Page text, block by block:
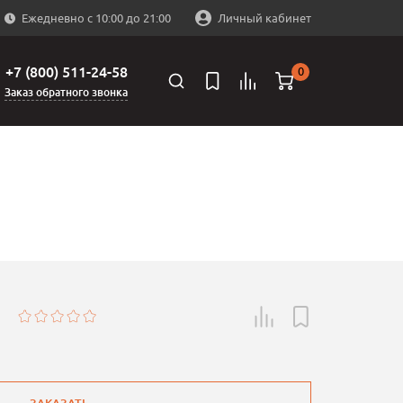
Ежедневно с 10:00 до 21:00 Личный кабинет
+7 (800) 511-24-58
Заказ обратного звонка
0